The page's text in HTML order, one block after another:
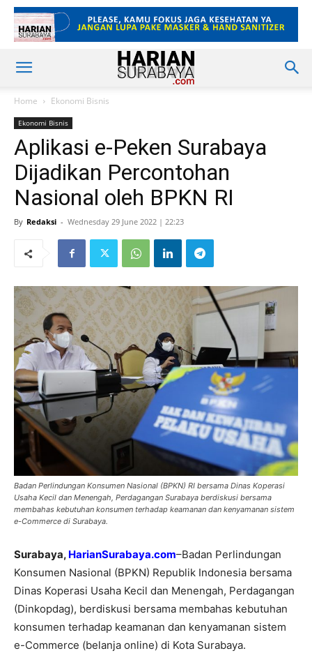
Home Ekonomi Bisnis
Ekonomi Bisnis
Aplikasi e-Peken Surabaya
Dijadikan Percontohan
Nasional oleh BPKN RI
By Redaksi - Wednesday 29 June 2022 | 22:23
Badan Perlindungan Konsumen Nasional (BPKN) RI bersama Dinas Koperasi
Usaha Kecil dan Menengah, Perdagangan Surabaya berdiskusi bersama
membahas kebutuhan konsumen terhadap keamanan dan kenyamanan sistem
e-Commerce di Surabaya.
Surabaya, HarianSurabaya.com–Badan Perlindungan
Konsumen Nasional (BPKN) Republik Indonesia bersama
Dinas Koperasi Usaha Kecil dan Menengah, Perdagangan
(Dinkopdag), berdiskusi bersama membahas kebutuhan
konsumen terhadap keamanan dan kenyamanan sistem
e-Commerce (belanja online) di Kota Surabaya.